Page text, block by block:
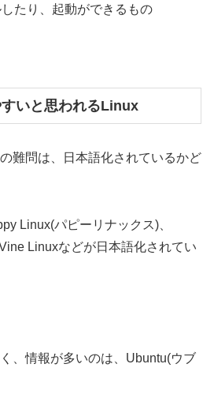
たり、起動ができるもの
いと思われるLinux
難問は、日本語化されているかど
Linux(パピーリナックス)、
Linuxなどが日本語化されてい
、情報が多いのは、Ubuntu(ウブ